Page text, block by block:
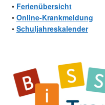
• Ferienübersicht
• Online-Krankmeldung
• Schuljahreskalender